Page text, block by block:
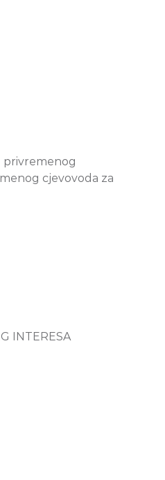
privremenog
cjevovoda za
INTERESA